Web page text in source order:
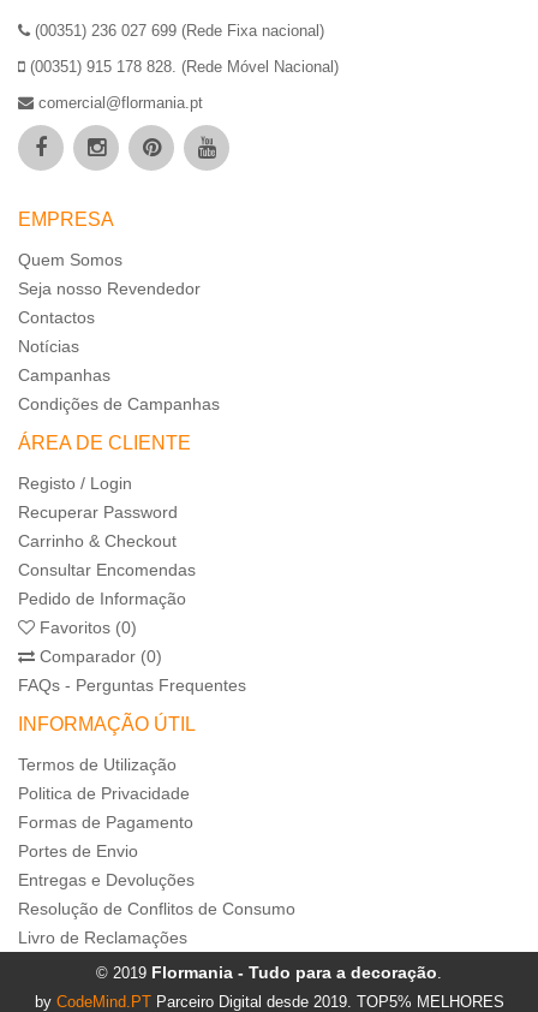
(00351) 236 027 699 (Rede Fixa nacional)
(00351) 915 178 828. (Rede Móvel Nacional)
comercial@flormania.pt
EMPRESA
Quem Somos
Seja nosso Revendedor
Contactos
Notícias
Campanhas
Condições de Campanhas
ÁREA DE CLIENTE
Registo / Login
Recuperar Password
Carrinho & Checkout
Consultar Encomendas
Pedido de Informação
Favoritos (0)
Comparador (0)
FAQs - Perguntas Frequentes
INFORMAÇÃO ÚTIL
Termos de Utilização
Politica de Privacidade
Formas de Pagamento
Portes de Envio
Entregas e Devoluções
Resolução de Conflitos de Consumo
Livro de Reclamações
© 2019 Flormania - Tudo para a decoração.
by CodeMind.PT Parceiro Digital desde 2019. TOP5% MELHORES